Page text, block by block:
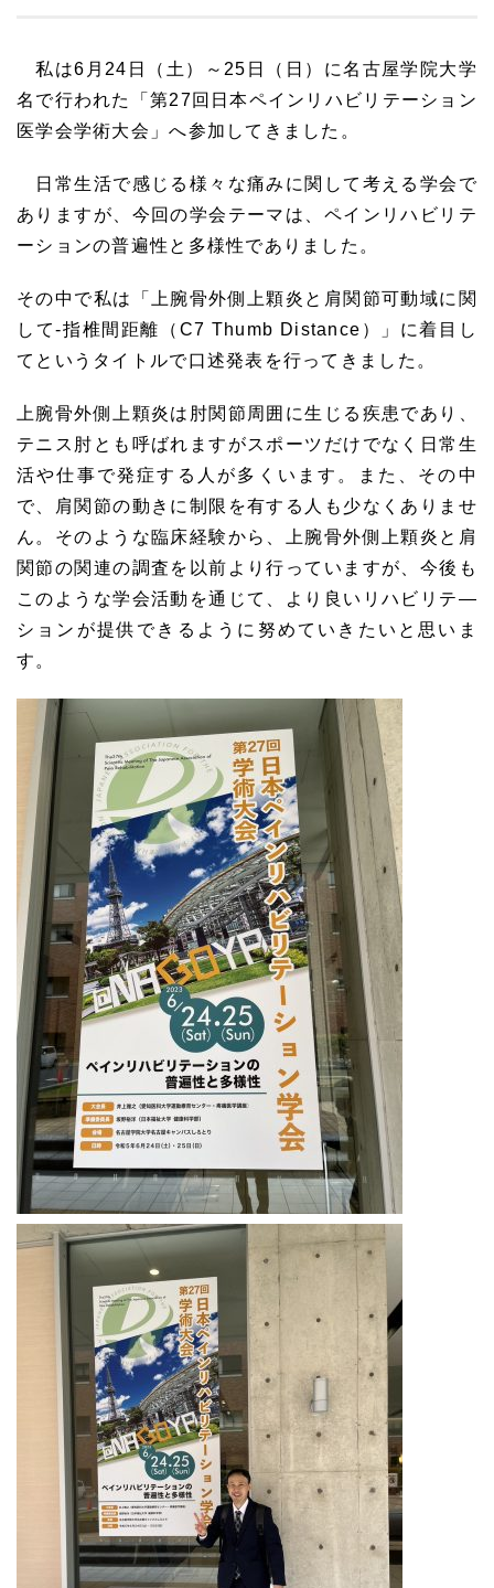
私は6月24日（土）～25日（日）に名古屋学院大学
名で行われた「第27回日本ペインリハビリテーション
医学会学術大会」へ参加してきました。
日常生活で感じる様々な痛みに関して考える学会で
ありますが、今回の学会テーマは、ペインリハビリテ
ーションの普遍性と多様性でありました。
その中で私は「上腕骨外側上顆炎と肩関節可動域に関
して-指椎間距離（C7 Thumb Distance）」に着目し
てというタイトルで口述発表を行ってきました。
上腕骨外側上顆炎は肘関節周囲に生じる疾患であり、
テニス肘とも呼ばれますがスポーツだけでなく日常生
活や仕事で発症する人が多くいます。また、その中
で、肩関節の動きに制限を有する人も少なくありませ
ん。そのような臨床経験から、上腕骨外側上顆炎と肩
関節の関連の調査を以前より行っていますが、今後も
このような学会活動を通じて、より良いリハビリテ―
ションが提供できるように努めていきたいと思いま
す。